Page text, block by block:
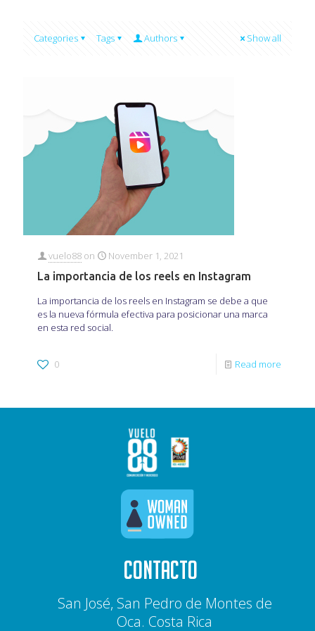
Categories Tags Authors Show all
vuelo88 on
November 1, 2021
La importancia de los reels en Instagram
La importancia de los reels en Instagram se debe a que
es la nueva fórmula efectiva para posicionar una marca
en esta red social.
0 Read more
CONTACTO
San José, San Pedro de Montes de
Oca. Costa Rica